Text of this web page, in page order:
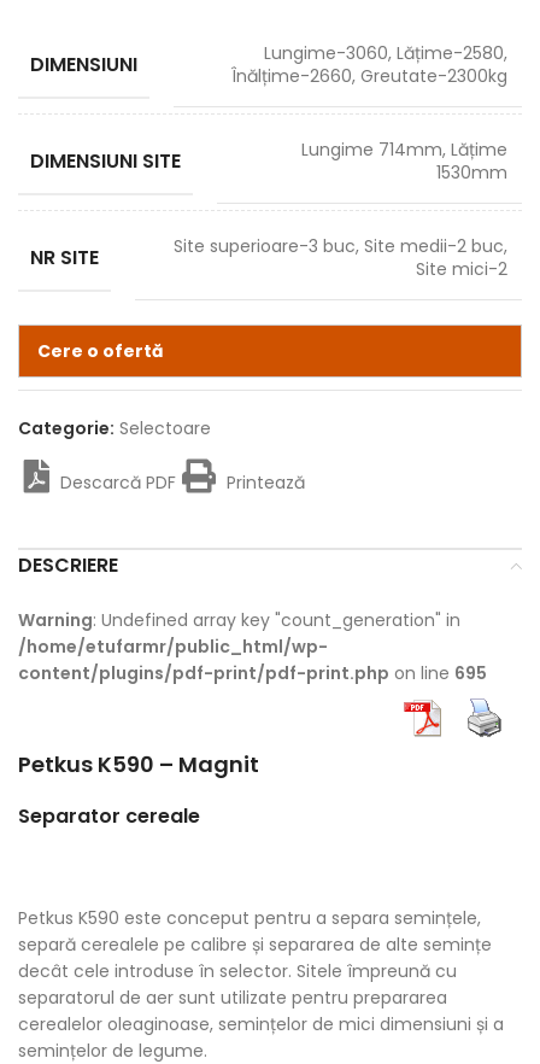
DIMENSIUNI
Lungime-3060, Lățime-2580,
Înălțime-2660, Greutate-2300kg
DIMENSIUNI SITE
Lungime 714mm, Lățime
1530mm
NR SITE
Site superioare-3 buc, Site medii-2 buc,
Site mici-2
Cere o ofertă
Categorie: Selectoare
Descarcă PDF Printează
DESCRIERE
Warning: Undefined array key "count_generation" in
/home/etufarmr/public_html/wp-
content/plugins/pdf-print/pdf-print.php on line 695
Petkus K590 – Magnit
Separator cereale
Petkus K590 este conceput pentru a separa semințele,
separă cerealele pe calibre și separarea de alte semințe
decât cele introduse în selector. Sitele împreună cu
separatorul de aer sunt utilizate pentru prepararea
cerealelor oleaginoase, semințelor de mici dimensiuni și a
semințelor de legume.